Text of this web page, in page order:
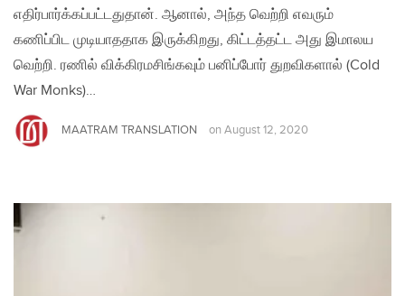
எதிர்பார்க்கப்பட்டதுதான். ஆனால், அந்த வெற்றி எவரும்
கணிப்பிட முடியாததாக இருக்கிறது, கிட்டத்தட்ட அது இமாலய
வெற்றி. ரணில் விக்கிரமசிங்கவும் பனிப்போர் துறவிகளால் (Cold
War Monks)…
MAATRAM TRANSLATION on August 12, 2020